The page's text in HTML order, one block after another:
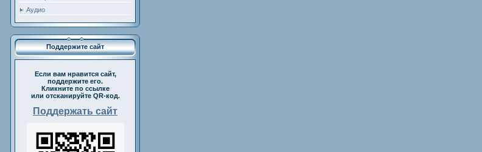
Аудио
Поддержите сайт
Если вам нравится сайт,
поддержите его.
Кликните по ссылке
или отсканируйте QR-код.
Поддержать сайт